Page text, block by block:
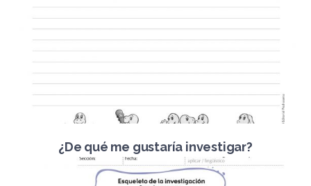
¿De qué me gustaría investigar?